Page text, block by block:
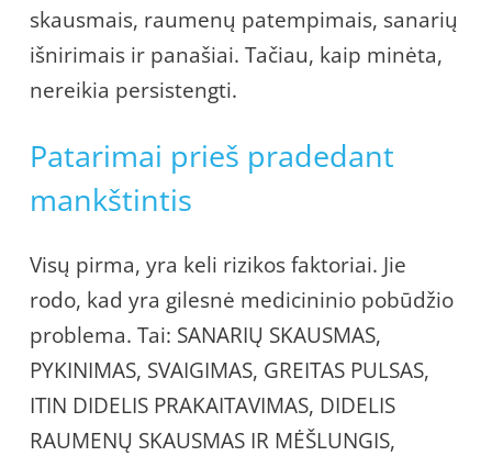
skausmais, raumenų patempimais, sanarių
išnirimais ir panašiai. Tačiau, kaip minėta,
nereikia persistengti.
Patarimai prieš pradedant
mankštintis
Visų pirma, yra keli rizikos faktoriai. Jie
rodo, kad yra gilesnė medicininio pobūdžio
problema. Tai: SANARIŲ SKAUSMAS,
PYKINIMAS, SVAIGIMAS, GREITAS PULSAS,
ITIN DIDELIS PRAKAITAVIMAS, DIDELIS
RAUMENŲ SKAUSMAS IR MĖŠLUNGIS,